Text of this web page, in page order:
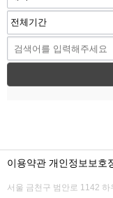
이용약관 개인정보보호
서울 금천구 범안로 1142